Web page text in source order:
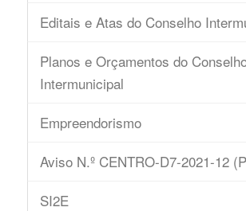
Editais e Atas do Conselho
Planos e Orçamentos do
Intermunicipal
Empreendorismo
Aviso N.º CENTRO-D7-2021-12
SI2E